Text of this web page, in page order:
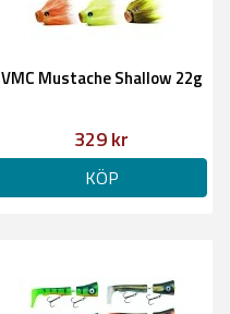
VMC Mustache Shallow 22g
329 kr
KÖP